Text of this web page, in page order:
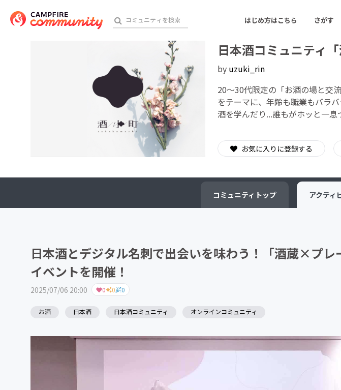
はじめ方はこちら さがす
おすすめのコミュニティ 人気の
アート・写真
テクノロジー・ガジェット
ゲーム・サービス開発
ソーシャルグッド
チャレンジ
日本酒コミュニティ
by uzuki_rin
20〜30代限定の「お酒の場と交
をテーマに、年齢も職業もバラ
酒を学んだり...誰もがホッと一息
お気に入りに登録する
コミュニティ トップ アクティ
日本酒とデジタル名刺で出会いを味わう！「酒蔵×プレ
イベントを開催！
2025/07/06 20:00 0 0 0
お酒 日本酒 日本酒コミュニティ オンラインコミュニティ